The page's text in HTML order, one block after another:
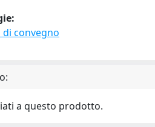
convegno
a questo prodotto.